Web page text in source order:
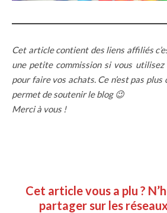
Cet article contient des liens affiliés
une petite commission si vous utilisez
pour faire vos achats. Ce n’est pas
permet de soutenir le blog 😉
Merci à vous !
Cet article vous a plu ?
partager sur les